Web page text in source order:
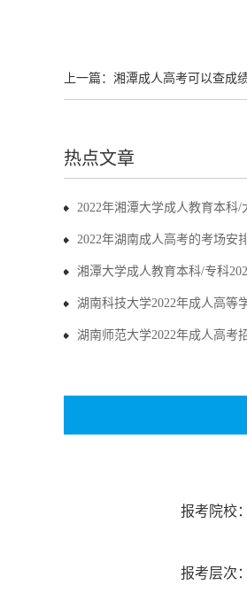
上一篇： 湘潭成人高考可以查成
热点文章
2022年湘潭大学成人教育本科/
2022年湖南成人高考的考场安
湘潭大学成人教育本科/专科
湖南科技大学2022年成人高等
湖南师范大学2022年成人高考
报考院校：
报考层次：